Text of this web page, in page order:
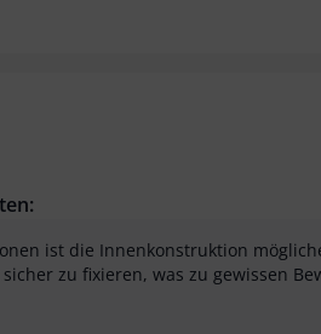
ist die Innenkonstruktion
zu fixieren, was zu gewissen